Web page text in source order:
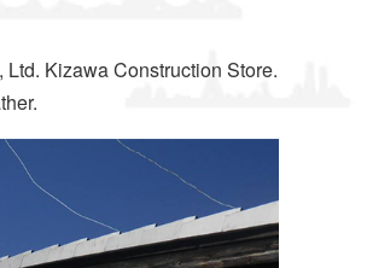
Kizawa Construction Store.